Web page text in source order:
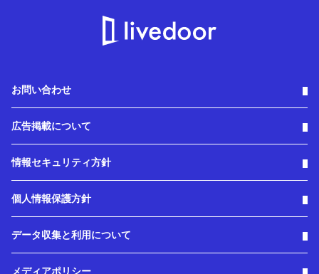
お問い合わせ
広告掲載について
情報セキュリティ方針
個人情報保護方針
データ収集と利用について
メディアポリシー